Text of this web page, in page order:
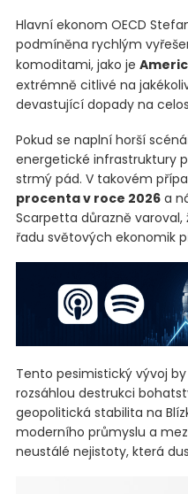
Hlavní ekonom OECD
podmíněna rychlým
komoditami, jako je
extrémně citlivé na
devastující dopady na
Pokud se naplní horší
energetické infrastruktury
strmý pád. V takovém
procenta v roce 2026a
Scarpetta důrazně
řadu světových ekonomik
Tento pesimistický vývoj
rozsáhlou destrukci
geopolitická stabilita na
moderního průmyslu a
neustálé nejistoty, která